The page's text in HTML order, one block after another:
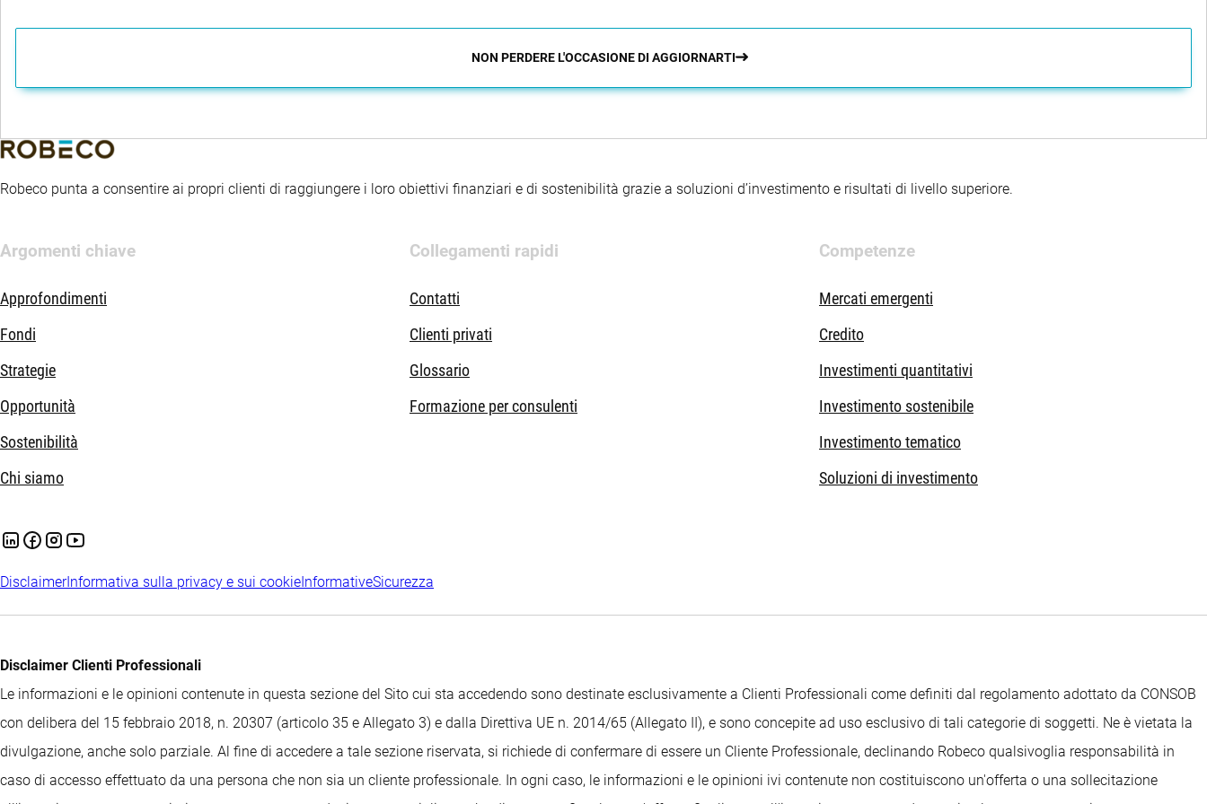
fondo applica indicatori di sostenibilità, tra cui, a titolo di esempio, esclusioni riguardanti normative, attività e regioni.
NON PERDERE L'OCCASIONE DI AGGIORNARTI
Robeco punta a consentire ai propri clienti di raggiungere i loro obiettivi finanziari e di sostenibilità grazie a soluzioni d’investimento e risultati di livello superiore.
Argomenti chiave
Approfondimenti
Fondi
Strategie
Opportunità
Sostenibilità
Chi siamo
Collegamenti rapidi
Contatti
Clienti privati
Glossario
Formazione per consulenti
Competenze
Mercati emergenti
Credito
Investimenti quantitativi
Investimento sostenibile
Investimento tematico
Soluzioni di investimento
DisclaimerInformativa sulla privacy e sui cookieInformativeSicurezza
Disclaimer Clienti Professionali
Le informazioni e le opinioni contenute in questa sezione del Sito cui sta accedendo sono destinate esclusivamente a Clienti Professionali come definiti dal regolamento adottato da CONSOB
con delibera del 15 febbraio 2018, n. 20307 (articolo 35 e Allegato 3) e dalla Direttiva UE n. 2014/65 (Allegato II), e sono concepite ad uso esclusivo di tali categorie di soggetti. Ne è vietata la
divulgazione, anche solo parziale. Al fine di accedere a tale sezione riservata, si richiede di confermare di essere un Cliente Professionale, declinando Robeco qualsivoglia responsabilità in
caso di accesso effettuato da una persona che non sia un cliente professionale. In ogni caso, le informazioni e le opinioni ivi contenute non costituiscono un'offerta o una sollecitazione